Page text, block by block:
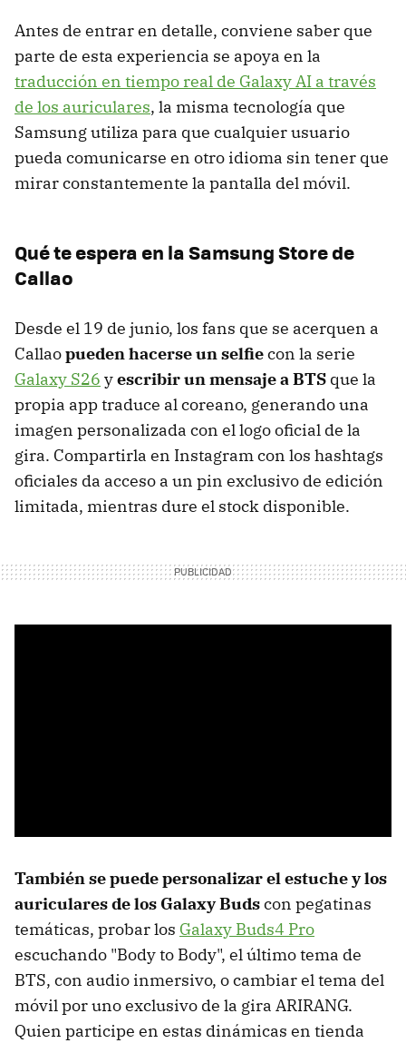
Antes de entrar en detalle, conviene saber que
parte de esta experiencia se apoya en la
traducción en tiempo real de Galaxy AI a través
de los auriculares, la misma tecnología que
Samsung utiliza para que cualquier usuario
pueda comunicarse en otro idioma sin tener que
mirar constantemente la pantalla del móvil.
Qué te espera en la Samsung Store de
Callao
Desde el 19 de junio, los fans que se acerquen a
Callaopueden hacerse un selfiecon la serie
Galaxy S26 yescribir un mensaje a BTS que la
propia app traduce al coreano, generando una
imagen personalizada con el logo oficial de la
gira. Compartirla en Instagram con los hashtags
oficiales da acceso a un pin exclusivo de edición
limitada, mientras dure el stock disponible.
También se puede personalizar el estuche y los
auriculares de los Galaxy Budscon pegatinas
temáticas, probar los Galaxy Buds4 Pro
escuchando "Body to Body", el último tema de
BTS, con audio inmersivo, o cambiar el tema del
móvil por uno exclusivo de la gira ARIRANG.
Quien participe en estas dinámicas en tienda